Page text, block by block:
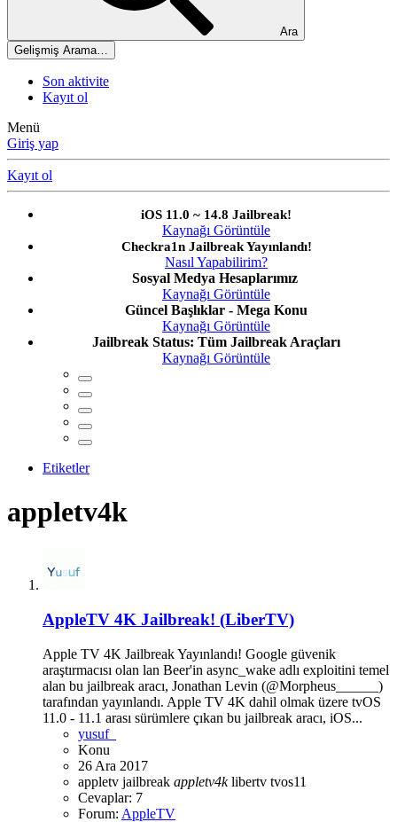
Ara
Gelişmiş Arama…
Son aktivite
Kayıt ol
Menü
Giriş yap
Kayıt ol
iOS 11.0 ~ 14.8 Jailbreak!
Kaynağı Görüntüle
Checkra1n Jailbreak Yayınlandı!
Nasıl Yapabilirim?
Sosyal Medya Hesaplarımız
Kaynağı Görüntüle
Güncel Başlıklar - Mega Konu
Kaynağı Görüntüle
Jailbreak Status: Tüm Jailbreak Araçları
Kaynağı Görüntüle
Etiketler
appletv4k
AppleTV 4K Jailbreak! (LiberTV)
Apple TV 4K Jailbreak Yayınlandı! Google güvenik
araştırmacısı olan lan Beer'in async_wake adlı exploitini temel
alan bu jailbreak aracı, Jonathan Levin (@Morpheus______)
tarafından yayınlandı. Apple TV 4K dahil olmak üzere tvOS
11.0 - 11.1 arası sürümlere çıkan bu jailbreak aracı, iOS...
yusuf_
Konu
26 Ara 2017
appletv jailbreak appletv4k libertv tvos11
Cevaplar: 7
Forum: AppleTV